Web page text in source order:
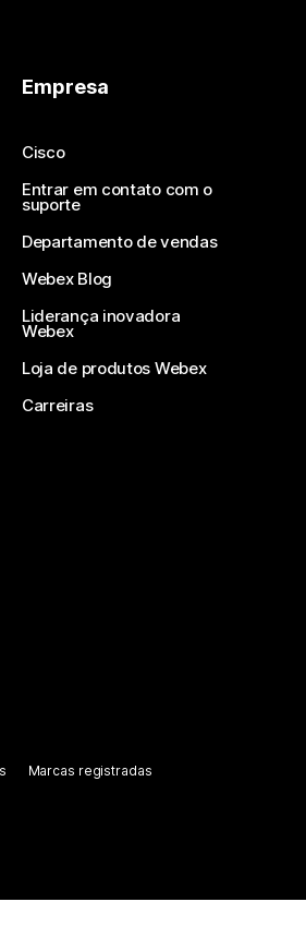
Empresa
Cisco
Entrar em contato com o
suporte
Departamento de vendas
Webex Blog
Liderança inovadora
Webex
Loja de produtos Webex
Carreiras
Marcas registradas